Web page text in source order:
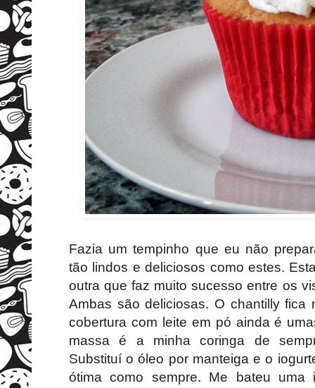
Fazia um tempinho que eu não
tão lindos e deliciosos como estes.
outra que faz muito sucesso entre os
Ambas são deliciosas. O chantilly fica
cobertura com leite em pó ainda é
massa é a minha coringa de
Substituí o óleo por manteiga e o
ótima como sempre. Me bateu